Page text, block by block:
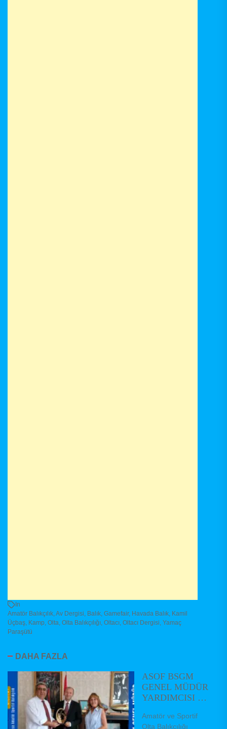
In
Amatör Balıkçılık Av Dergisi Balık Gamefair, Havada Balık Kamil
Üçbaş Kamp Olta Olta Balıkçılığı Oltacı Oltacı Dergisi Yamaç
Paraşütü
DAHA FAZLA
ASOF BSGM
GENEL MÜDÜR
YARDIMCISI VE
BAŞKANLARINI
Amatör ve Sportif
Olta Balıkçılığı